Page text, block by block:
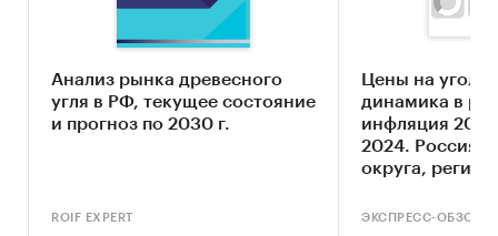
ООО `ЭЛЬГАУГОЛЬ`, АО `ОУК
`ЮЖКУЗБАССУГОЛЬ`, АО `РУССКИЙ УГОЛЬ`,
ООО `КОМПАНИЯ `ВОСТСИБУГОЛЬ`, АО `КТК`,
АО `ВОРКУТАУГОЛЬ`, АО `ЛУР`, ООО `ММК-
УГОЛЬ`, АО `МЕЖДУРЕЧЬЕ`, АО `УК
ТОВАРИЩЕСТВО`, ООО `РАЗРЕЗ `БЕРЕЗОВСКИЙ`
В разделе `Цены производителей`
Анализ рынка древесного
угля в РФ, текущее состояние
и прогноз по 2030 г.
ROIF EXPERT
Цены на уголь
динамика в
инфляция
2024. Россия,
округа,
ЭКСПРЕСС-ОБЗОР